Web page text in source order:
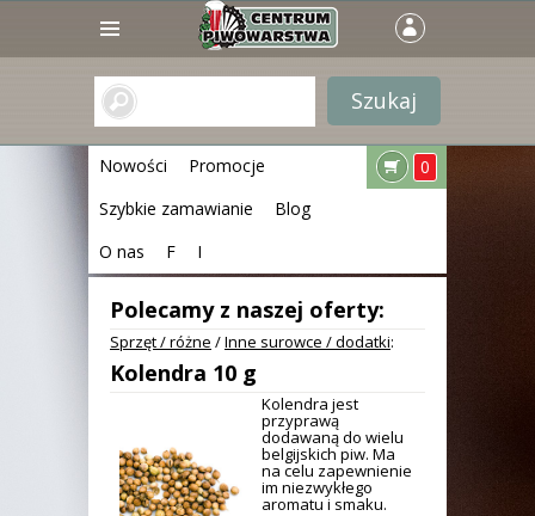
Nowości
Promocje
Szybkie zamawianie
Blog
O nas
F I
0
Polecamy z naszej oferty:
Sprzęt / różne /Inne surowce / dodatki:
Kolendra 10 g
Kolendra jest
przyprawą
dodawaną do wielu
belgijskich piw. Ma
na celu zapewnienie
im niezwykłego
aromatu i smaku.